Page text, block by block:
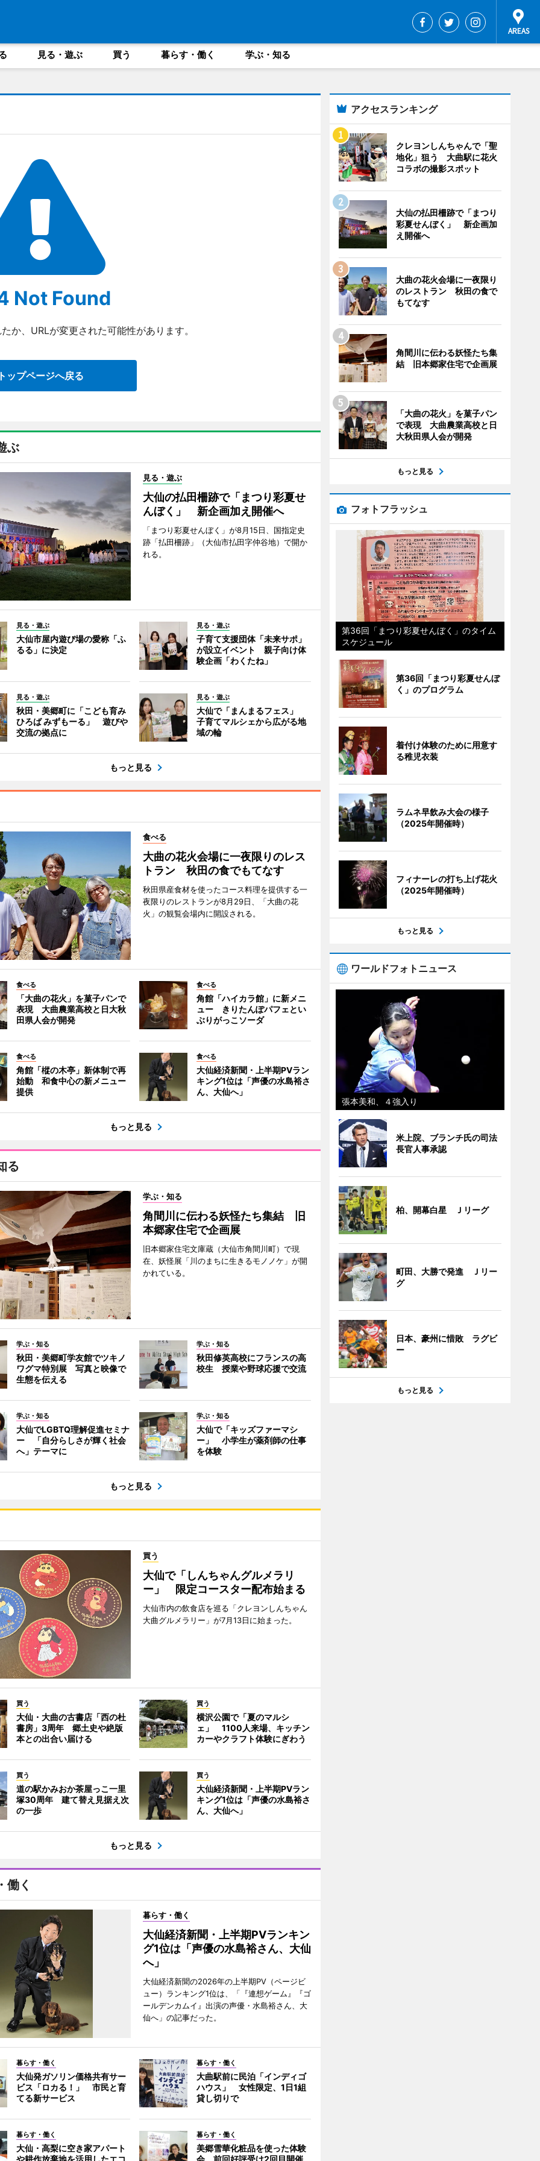
見る・遊ぶ 買う 暮らす・働く 学ぶ・知る
Not Found
か、URLが変更された可能性があります。
ップページへ戻る
ぶ
見る・遊ぶ
大仙の払田柵跡で「まつり彩夏せ
んぼく」 新企画加え開催へ
「まつり彩夏せんぼく」が8月15日、国指定史
跡「払田柵跡」（大仙市払田字仲谷地）で開か
れる。
見る・遊ぶ
大仙市屋内遊び場の愛称「ふ
るる」に決定
見る・遊ぶ
子育て支援団体「未来サポ」
が設立イベント 親子向け体
験企画「わくたね」
見る・遊ぶ
秋田・美郷町に「こども育み
ひろば みずもーる」 遊びや
交流の拠点に
見る・遊ぶ
大仙で「まんまるフェス」
子育てマルシェから広がる地
域の輪
もっと見る
食べる
大曲の花火会場に一夜限りのレス
トラン 秋田の食でもてなす
秋田県産食材を使ったコース料理を提供する一
夜限りのレストランが8月29日、「大曲の花
火」の観覧会場内に開設される。
食べる
「大曲の花火」を菓子パンで
表現 大曲農業高校と日大秋
田県人会が開発
食べる
角館「ハイカラ館」に新メニ
ュー きりたんぽパフェとい
ぶりがっこソーダ
食べる
角館「樅の木亭」新体制で再
始動 和食中心の新メニュー
提供
食べる
大仙経済新聞・上半期PVラン
キング1位は「声優の水島裕さ
ん、大仙へ」
もっと見る
る
学ぶ・知る
角間川に伝わる妖怪たち集結 旧
本郷家住宅で企画展
旧本郷家住宅文庫蔵（大仙市角間川町）で現
在、妖怪展「川のまちに生きるモノノケ」が開
かれている。
学ぶ・知る
秋田・美郷町学友館でツキノ
ワグマ特別展 写真と映像で
生態を伝える
学ぶ・知る
秋田修英高校にフランスの高
校生 授業や野球応援で交流
学ぶ・知る
大仙でLGBTQ理解促進セミナ
ー 「自分らしさが輝く社会
へ」テーマに
学ぶ・知る
大仙で「キッズファーマシ
ー」 小学生が薬剤師の仕事
を体験
もっと見る
買う
大仙で「しんちゃんグルメラリ
ー」 限定コースター配布始まる
大仙市内の飲食店を巡る「クレヨンしんちゃん
大曲グルメラリー」が7月13日に始まった。
買う
大仙・大曲の古書店「西の杜
書房」3周年 郷土史や絶版
本との出合い届ける
買う
横沢公園で「夏のマルシ
ェ」 1100人来場、キッチン
カーやクラフト体験にぎわう
買う
道の駅かみおか茶屋っこ一里
塚30周年 建て替え見据え次
の一歩
買う
大仙経済新聞・上半期PVラン
キング1位は「声優の水島裕さ
ん、大仙へ」
もっと見る
働く
暮らす・働く
大仙経済新聞・上半期PVランキン
グ1位は「声優の水島裕さん、大仙
へ」
大仙経済新聞の2026年の上半期PV（ページビ
ュー）ランキング1位は、「『連想ゲーム』『ゴ
ールデンカムイ』出演の声優・水島裕さん、大
仙へ」の記事だった。
暮らす・働く
大仙発ガソリン価格共有サー
ビス「ロカる！」 市民と育
てる新サービス
暮らす・働く
大曲駅前に民泊「インディゴ
ハウス」 女性限定、1日1組
貸し切りで
暮らす・働く
大仙・高梨に空き家アパート
や耕作放棄地を活用したエコ
暮らす・働く
美郷雪華化粧品を使った体験
会 前回好評受け2回目開催
アクセスランキング
クレヨンしんちゃんで「聖
地化」狙う 大曲駅に花火
コラボの撮影スポット
大仙の払田柵跡で「まつり
彩夏せんぼく」 新企画加
え開催へ
大曲の花火会場に一夜限り
のレストラン 秋田の食で
もてなす
角間川に伝わる妖怪たち集
結 旧本郷家住宅で企画展
「大曲の花火」を菓子パン
で表現 大曲農業高校と日
大秋田県人会が開発
もっと見る
フォトフラッシュ
第36回「まつり彩夏せんぼく」のタイム
スケジュール
第36回「まつり彩夏せんぼ
く」のプログラム
着付け体験のために用意す
る稚児衣装
ラムネ早飲み大会の様子
（2025年開催時）
フィナーレの打ち上げ花火
（2025年開催時）
もっと見る
ワールドフォトニュース
張本美和、４強入り
米上院、ブランチ氏の司法
長官人事承認
柏、開幕白星 Ｊリーグ
町田、大勝で発進 Ｊリー
グ
日本、豪州に惜敗 ラグビ
ー
もっと見る